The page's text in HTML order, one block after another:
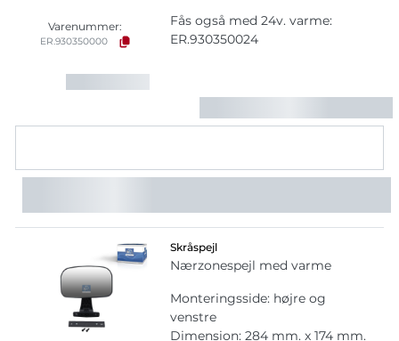
Varenummer:
ER.930350000
Fås også med 24v. varme:
ER.930350024
Skråspejl
Nærzonespejl med varme
Monteringsside: højre og
venstre
Dimension: 284 mm. x 174 mm.